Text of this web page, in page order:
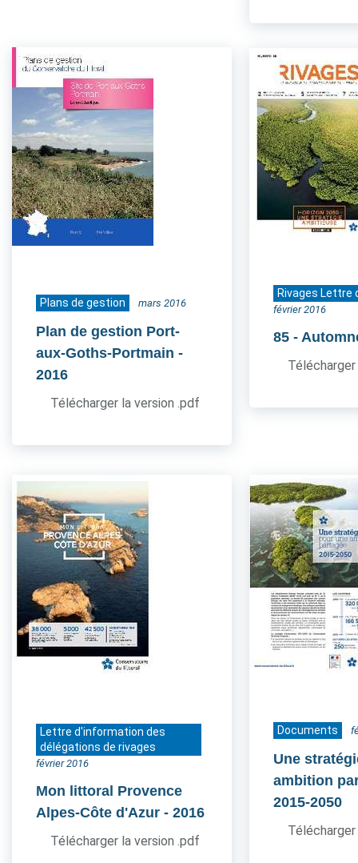
Plans de gestion mars 2016
Plan de gestion Port-
aux-Goths-Portmain -
2016
Télécharger la version .pdf
Rivages Lettre
février 2016
85 -
Lettre d'information des
délégations de rivages
février 2016
Mon littoral Provence
Alpes-Côte d'Azur - 2016
Télécharger la version .pdf
Documents
Une
ambition
2015-2050